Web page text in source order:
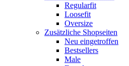
Regularfit
Loosefit
Oversize
Zusätzliche Shopseiten
Neu eingetroffen
Bestsellers
Male